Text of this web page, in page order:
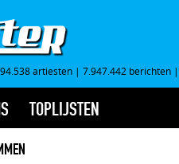
artiesten | 7.947.442 berichten |
TOPLIJSTEN